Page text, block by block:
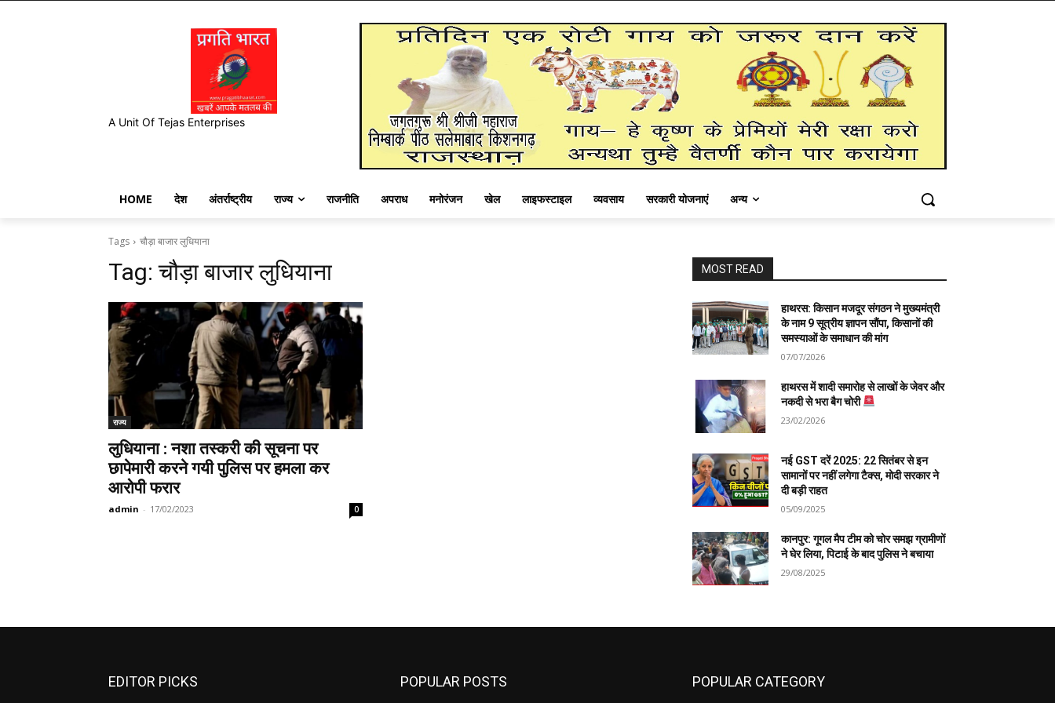
A Unit Of Tejas Enterprises
HOME देश अंतर्राष्ट्रीय राज्य राजनीति अपराध मनोरंजन खेल लाइफस्टाइल व्यवसाय सरकारी योजनाएं अन्य
Tags चौड़ा बाजार लुधियाना
Tag:चौड़ा बाजार लुधियाना
राज्य
लुधियाना : नशा तस्करी की सूचना पर
छापेमारी करने गयी पुलिस पर हमला कर
आरोपी फरार
admin - 17/02/2023 0
MOST READ
हाथरस: किसान मजदूर संगठन ने मुख्यमंत्री
के नाम 9 सूत्रीय ज्ञापन सौंपा, किसानों की
समस्याओं के समाधान की मांग
07/07/2026
हाथरस में शादी समारोह से लाखों के जेवर और
नकदी से भरा बैग चोरी
23/02/2026
नई GST दरें 2025: 22 सितंबर से इन
सामानों पर नहीं लगेगा टैक्स, मोदी सरकार ने
दी बड़ी राहत
05/09/2025
कानपुर: गूगल मैप टीम को चोर समझ ग्रामीणों
ने घेर लिया, पिटाई के बाद पुलिस ने बचाया
29/08/2025
EDITOR PICKS POPULAR POSTS POPULAR CATEGORY